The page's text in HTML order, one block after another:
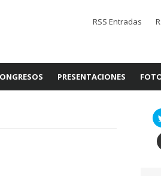
RSS Entradas
PRESENTACIONES